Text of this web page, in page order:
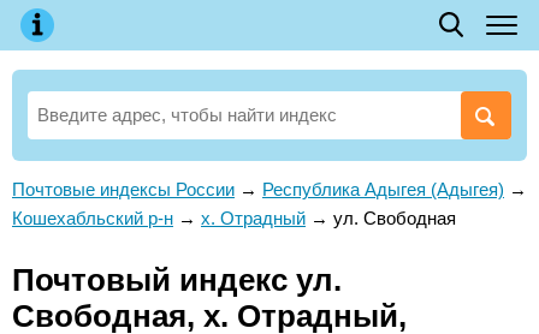
Почтовые индексы России → Республика Адыгея (Адыгея) →
Кошехабльский р-н → х. Отрадный → ул. Свободная
Почтовый индекс ул.
Свободная, х. Отрадный,